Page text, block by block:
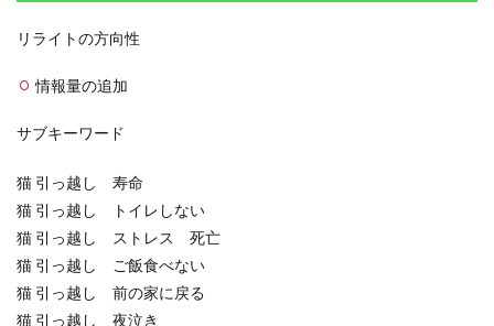
リライトの方向性
情報量の追加
サブキーワード
猫 引っ越し 寿命
猫 引っ越し トイレしない
猫 引っ越し ストレス 死亡
猫 引っ越し ご飯食べない
猫 引っ越し 前の家に戻る
猫 引っ越し 夜泣き